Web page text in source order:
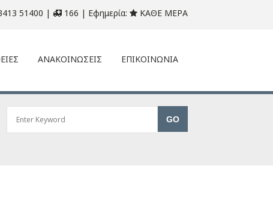
51400 | 166 | Εφημερία: ΚΑΘΕ ΜΕΡΑ
ΑΝΑΚΟΙΝΩΣΕΙΣ ΕΠΙΚΟΙΝΩΝΙΑ